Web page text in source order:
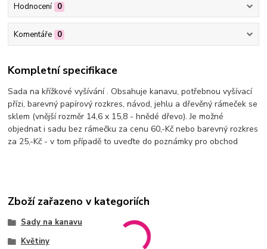
Hodnocení 0
Komentáře 0
Kompletní specifikace
Sada na křížkové vyšívání . Obsahuje kanavu, potřebnou vyšívací
přízi, barevný papírový rozkres, návod, jehlu a dřevěný rámeček se
sklem (vnější rozměr 14,6 x 15,8 - hnědé dřevo). Je možné
objednat i sadu bez rámečku za cenu 60,-Kč nebo barevný rozkres
za 25,-Kč - v tom případě to uveďte do poznámky pro obchod
Zboží zařazeno v kategoriích
Sady na kanavu
Květiny